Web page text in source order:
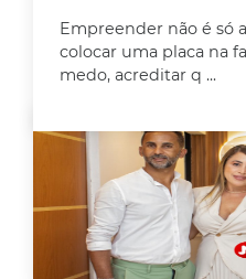
Empreender não é só
colocar uma placa na
medo, acreditar q ...